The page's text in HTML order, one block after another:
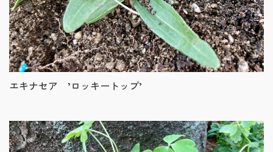
エキナセア ’ロッキートップ’